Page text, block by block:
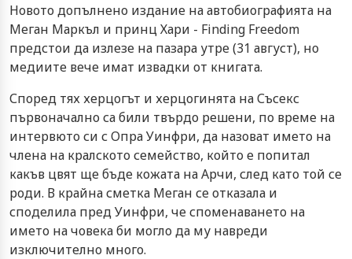
Новото допълнено издание на автобиографията на
Меган Маркъл и принц Хари - Finding Freedom
предстои да излезе на пазара утре (31 август), но
медиите вече имат извадки от книгата.
Според тях херцогът и херцогинята на Съсекс
първоначално са били твърдо решени, по време на
интервюто си с Опра Уинфри, да назоват името на
члена на кралското семейство, който е попитал
какъв цвят ще бъде кожата на Арчи, след като той се
роди. В крайна сметка Меган се отказала и
споделила пред Уинфри, че споменаването на
името на човека би могло да му навреди
изключително много.